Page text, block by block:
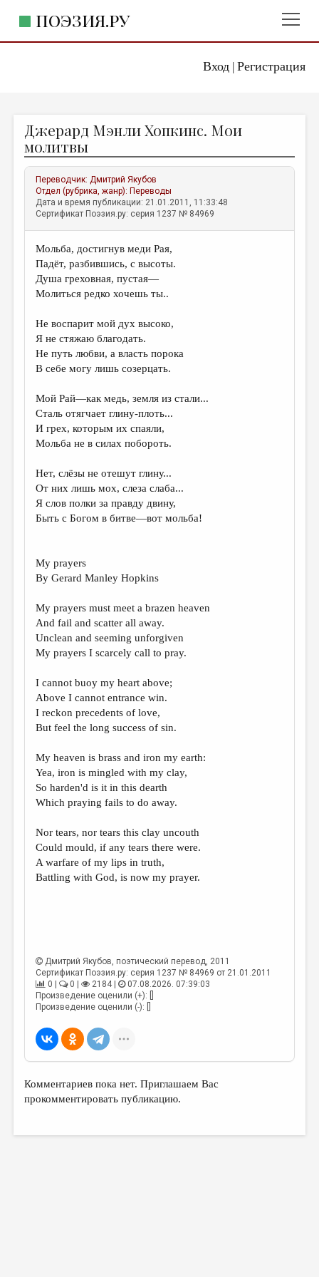
Вход| Регистрация
ПОЭЗИЯ.РУ
ЖАНРЫ
АВТОРЫ
КОММЕНТАРИИ
ЛИТСАЛОН
ПРАВИЛА САЙТА
ОТДЕЛЫ И РУБРИКИ
ДАЙДЖЕСТ
ПРОИЗВЕДЕНИЯ
КОНКУРСЫ
ДЕТСКАЯ КОМНАТА
ОБЗОР ЛИТЕРАТУРЫ
СТРАНИЦЫ ПАМЯТИ
КОЛОНКА РЕДАКТОРА
ОТ РЕДАКЦИИ
МАЛАЯ ПРОЗА
ЛИТЕРАТУРОВЕДЕНИЕ
КУЛЬТУРОВЕДЕНИЕ
РЕЦЕНЗИРОВАНИЕ
ЦИКЛЫ ПУБЛИКАЦИЙ
МЕДИА
ВКОНТАКТЕ
Джерард Мэнли Хопкинс. Мои
молитвы
Переводчик:Дмитрий Якубов
Отдел (рубрика, жанр): Переводы
Дата и время публикации: 21.01.2011, 11:33:48
Сертификат Поэзия.ру: серия 1237 № 84969
Мольба, достигнув меди Рая,
Падёт, разбившись, с высоты.
Душа греховная, пустая—
Молиться редко хочешь ты..
Не воспарит мой дух высоко,
Я не стяжаю благодать.
Не путь любви, а власть порока
В себе могу лишь созерцать.
Мой Рай—как медь, земля из стали...
Сталь отягчает глину-плоть...
И грех, которым их спаяли,
Мольба не в силах побороть.
Нет, слёзы не отешут глину...
От них лишь мох, слеза слаба...
Я слов полки за правду двину,
Быть с Богом в битве—вот мольба!
My prayers
By Gerard Manley Hopkins
My prayers must meet a brazen heaven
And fail and scatter all away.
Unclean and seeming unforgiven
My prayers I scarcely call to pray.
I cannot buoy my heart above;
Above I cannot entrance win.
I reckon precedents of love,
But feel the long success of sin.
My heaven is brass and iron my earth:
Yea, iron is mingled with my clay,
So harden'd is it in this dearth
Which praying fails to do away.
Nor tears, nor tears this clay uncouth
Could mould, if any tears there were.
A warfare of my lips in truth,
Battling with God, is now my prayer.
Дмитрий Якубов, поэтический перевод, 2011
Сертификат Поэзия.ру: серия 1237 № 84969 от 21.01.2011
0 |
0 | 2184 |
07.08.2026. 07:39:03
Произведение оценили (+): []
Произведение оценили (-): []
Комментариев пока нет. Приглашаем Вас
прокомментировать публикацию.